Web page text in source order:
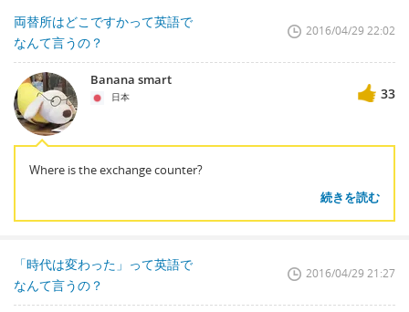
両替所はどこですかって英語で
なんて言うの？
2016/04/29 22:02
Banana smart
日本 33
Where is the exchange counter?
続きを読む
「時代は変わった」って英語で
なんて言うの？
2016/04/29 21:27